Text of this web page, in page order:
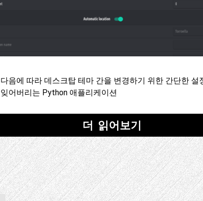
다음에 따라 데스크탑 테마 간을 변경하기 위한 간단한 설
잊어버리는 Python 애플리케이션
더 읽어보기